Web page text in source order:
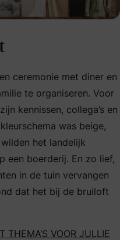
ceremonie met diner en
te organiseren. Voor
kennissen, collega’s en
was beige,
het landelijk
een boerderij. En zo lief,
in de tuin vervangen
dat het bij de bruiloft
THEMA’S VOOR JULLIE